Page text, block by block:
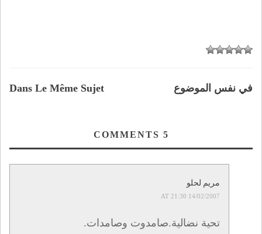
Dans Le Même Sujet في نفس الموضوع
5
مريم لحلو
14/02/2007 AT 21:30
تحية نضالية.صامدوت وصامدات.